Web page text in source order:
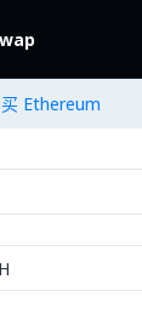
Ethereum